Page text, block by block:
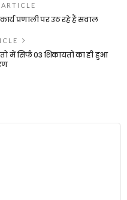
प्रणाली पर उठ रहे हैं सवाल
में सिर्फ 03 शिकायतों का ही हुआ